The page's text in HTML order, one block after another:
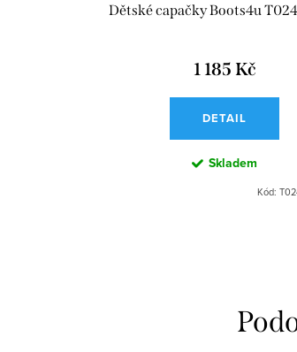
Dětské capačky Boots4u T024
1 185 Kč
DETAIL
Skladem
Kód: